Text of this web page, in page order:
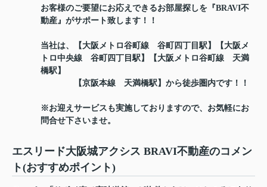
お客様のご要望にお応えできるお部屋探しを『BRAVI不
動産』がサポート致します！！
当社は、【大阪メトロ谷町線 谷町四丁目駅】【大阪メ
トロ中央線 谷町四丁目駅】【大阪メトロ谷町線 天満
橋駅】
【京阪本線 天満橋駅】から徒歩圏内です！！
※お迎えサービスも実施しておりますので、お気軽にお
問合せ下さいませ。
エスリード大阪城アクシス BRAVI不動産のコメン
ト(おすすめポイント)